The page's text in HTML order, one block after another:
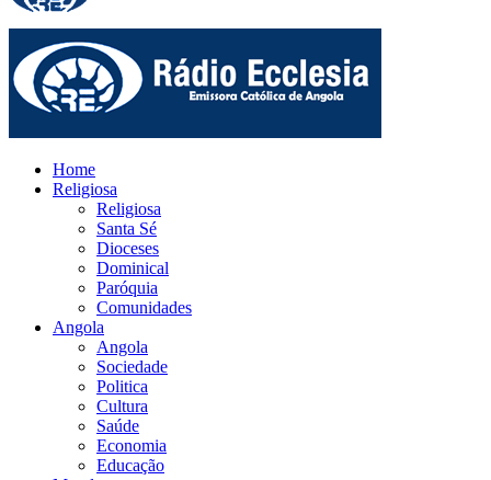
Home
Religiosa
Religiosa
Santa Sé
Dioceses
Dominical
Paróquia
Comunidades
Angola
Angola
Sociedade
Politica
Cultura
Saúde
Economia
Educação